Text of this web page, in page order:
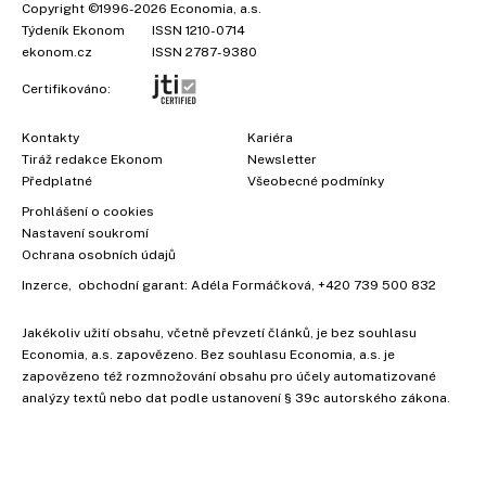
Copyright ©1996-2026 Economia, a.s.
Týdeník Ekonom
ISSN 1210-0714
ekonom.cz
ISSN 2787-9380
Certifikováno:
Kontakty
Tiráž redakce Ekonom
Předplatné
Kariéra
Newsletter
Všeobecné podmínky
Prohlášení o cookies
Nastavení soukromí
Ochrana osobních údajů
Inzerce, obchodní garant: Adéla Formáčková, +420 739 500 832
Jakékoliv užití obsahu, včetně převzetí článků, je bez souhlasu
Economia, a.s. zapovězeno. Bez souhlasu Economia, a.s. je
zapovězeno též rozmnožování obsahu pro účely automatizované
analýzy textů nebo dat podle ustanovení § 39c autorského zákona.